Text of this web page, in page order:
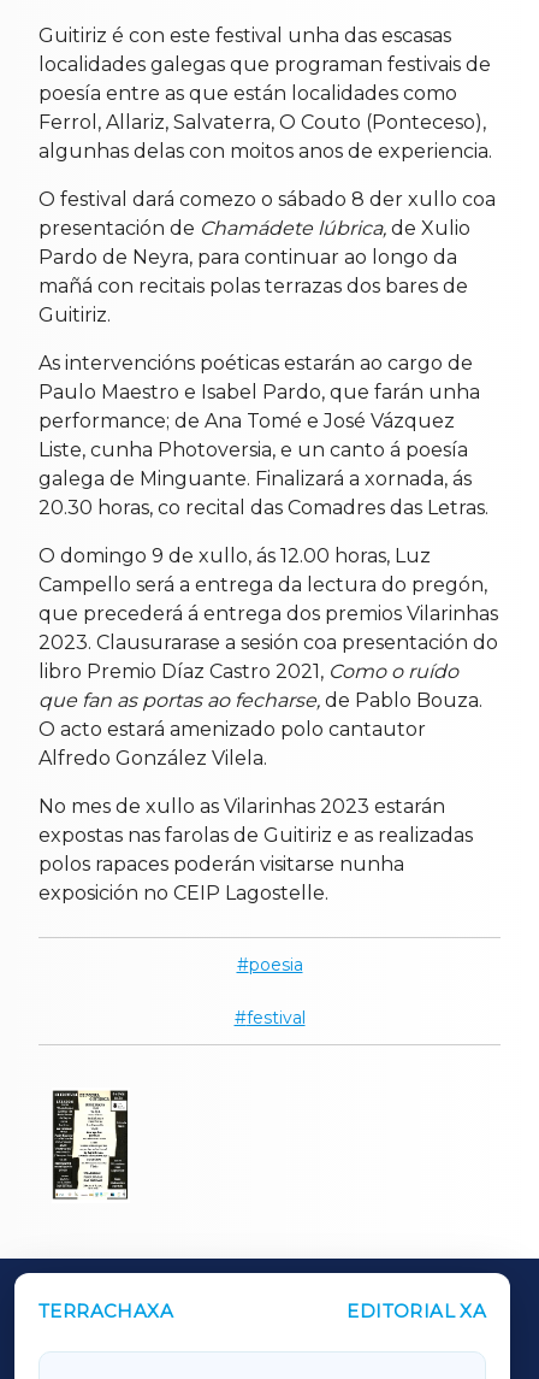
Guitiriz é con este festival unha das escasas
localidades galegas que programan festivais de
poesía entre as que están localidades como
Ferrol, Allariz, Salvaterra, O Couto (Ponteceso),
algunhas delas con moitos anos de experiencia.
O festival dará comezo o sábado 8 der xullo coa
presentación de Chamádete lúbrica, de Xulio
Pardo de Neyra, para continuar ao longo da
mañá con recitais polas terrazas dos bares de
Guitiriz.
As intervencións poéticas estarán ao cargo de
Paulo Maestro e Isabel Pardo, que farán unha
performance; de Ana Tomé e José Vázquez
Liste, cunha Photoversia, e un canto á poesía
galega de Minguante. Finalizará a xornada, ás
20.30 horas, co recital das Comadres das Letras.
O domingo 9 de xullo, ás 12.00 horas, Luz
Campello será a entrega da lectura do pregón,
que precederá á entrega dos premios Vilarinhas
2023. Clausurarase a sesión coa presentación do
libro Premio Díaz Castro 2021, Como o ruído
que fan as portas ao fecharse, de Pablo Bouza.
O acto estará amenizado polo cantautor
Alfredo González Vilela.
No mes de xullo as Vilarinhas 2023 estarán
expostas nas farolas de Guitiriz e as realizadas
polos rapaces poderán visitarse nunha
exposición no CEIP Lagostelle.
poesia
festival
TERRACHAXA EDITORIAL XA
OUTROS PERIÓDICOS